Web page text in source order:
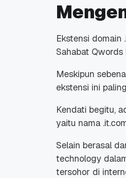
Ekstensi
Sahabat
Meskipun
ekstensi ini
Kendati begitu,
yaitu nama
Selain berasal
technology
tersohor di